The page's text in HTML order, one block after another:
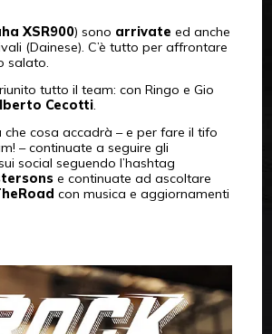
XSR900) sono arrivate ed anche
(Dainese). C’è tutto per affrontare
salato.
tutto il team: con Ringo e Gio
Cecotti.
che cosa accadrà – e per fare il tifo
– continuate a seguire gli
social seguendo l’hashtag
e continuate ad ascoltare
con musica e aggiornamenti